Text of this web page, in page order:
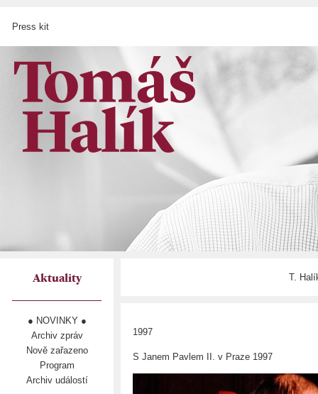
Press kit
Aktuality
● NOVINKY ●
Archiv zpráv
Nově zařazeno
Program
Archiv událostí
T.
1997
S Janem Pavlem II. v Praze 1997